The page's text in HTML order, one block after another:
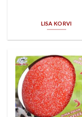
LISA KORVI